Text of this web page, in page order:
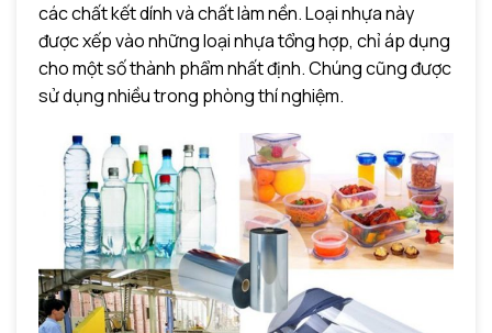
các chất kết dính và chất làm nền. Loại nhựa này
được xếp vào những loại nhựa tổng hợp, chỉ áp dụng
cho một số thành phẩm nhất định. Chúng cũng được
sử dụng nhiều trong phòng thí nghiệm.